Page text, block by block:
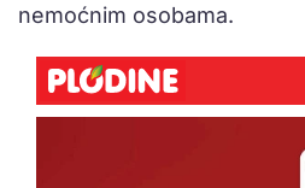
nemoćnim osobama.